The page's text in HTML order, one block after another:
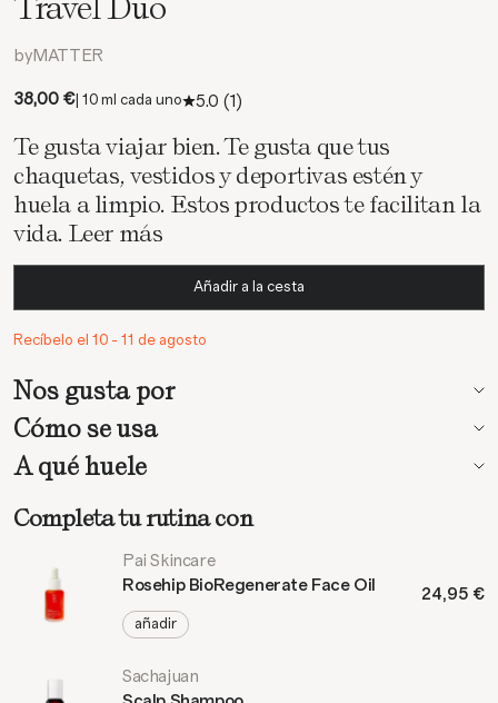
byMATTER
Precio de oferta
38,00 €| 10 ml cada uno 5.0 (1)
Te gusta viajar bien. Te gusta que tus
chaquetas, vestidos y deportivas estén y
huela a limpio. Estos productos te facilitan la
vida. Leer más
Añadir a la cesta
Recíbelo el 10 - 11 de agosto
Nos gusta por
Cómo se usa
A qué huele
Completa tu rutina con
Pai Skincare
Rosehip BioRegenerate Face Oil
añadir
24,95 €
Sachajuan